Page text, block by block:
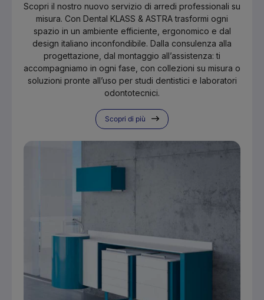
Scopri il nostro nuovo servizio di arredi professionali su
misura. Con Dental KLASS & ASTRA trasformi ogni
spazio in un ambiente efficiente, ergonomico e dal
design italiano inconfondibile. Dalla consulenza alla
progettazione, dal montaggio all’assistenza: ti
accompagniamo in ogni fase, con collezioni su misura o
soluzioni pronte all’uso per studi dentistici e laboratori
odontotecnici.
Scopri di più